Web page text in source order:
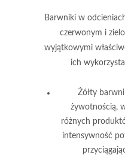
Barwniki w
czerwonym i
wyjątkowymi
ich
Żółty
żywotnością,
różnych
intensywność